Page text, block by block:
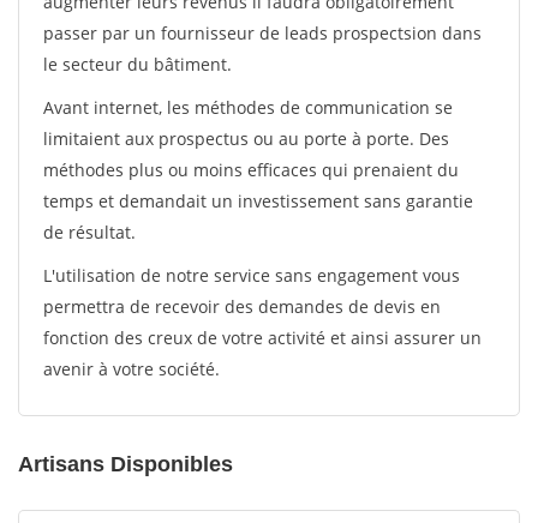
passer par un fournisseur de leads prospectsion dans
le secteur du bâtiment.
Avant internet, les méthodes de communication se
limitaient aux prospectus ou au porte à porte. Des
méthodes plus ou moins efficaces qui prenaient du
temps et demandait un investissement sans garantie
de résultat.
L'utilisation de notre service sans engagement vous
permettra de recevoir des demandes de devis en
fonction des creux de votre activité et ainsi assurer un
avenir à votre société.
Artisans Disponibles